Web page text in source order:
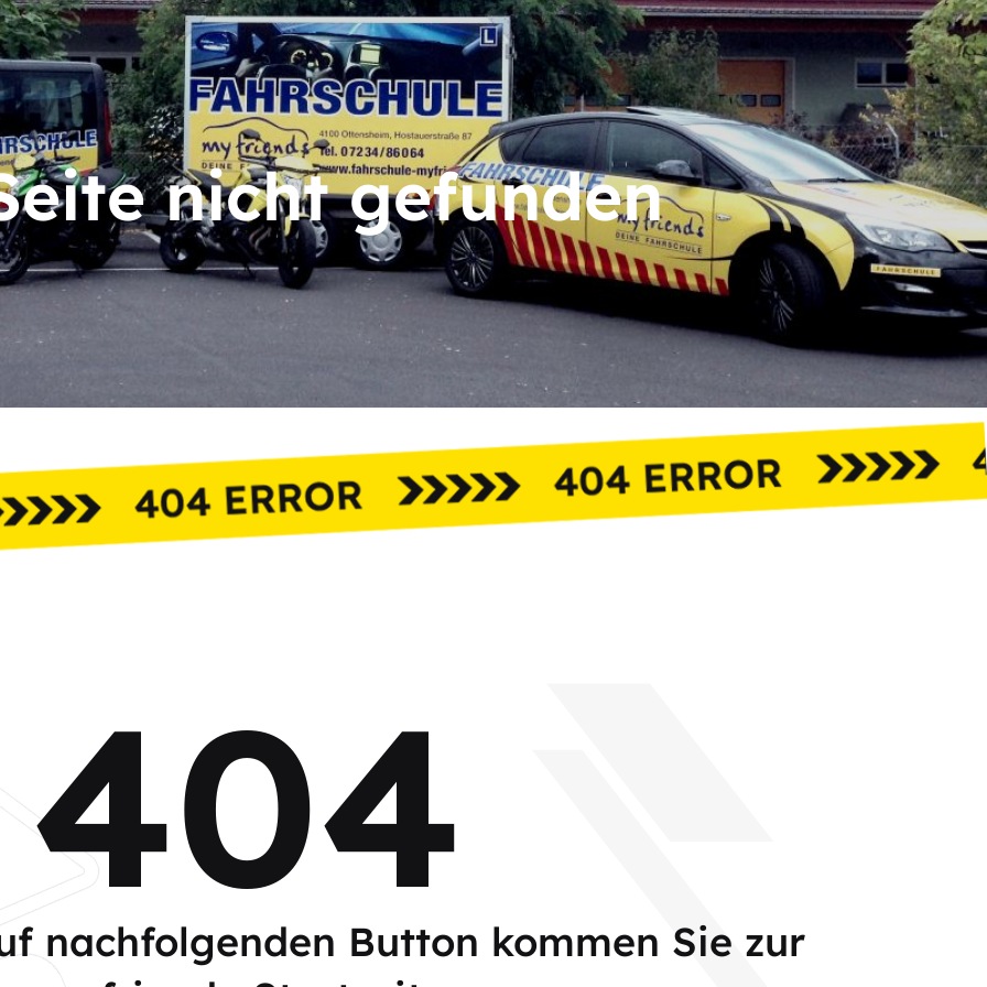
nicht gefunden
404
nachfolgenden Button kommen Sie zur